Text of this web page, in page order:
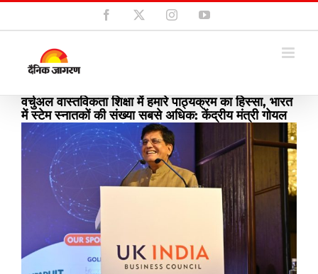
Skip
to
Facebook InstagramYouTube
वर्चुअल वास्तविकता शिक्षा में हमारे पाठ्यक्रम का हिस्सा, भारत
में स्टेम स्नातकों की संख्या सबसे अधिक: केंद्रीय मंत्री गोयल
View
Larger
Image